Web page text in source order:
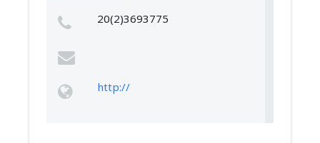
20(2)3693775
http://